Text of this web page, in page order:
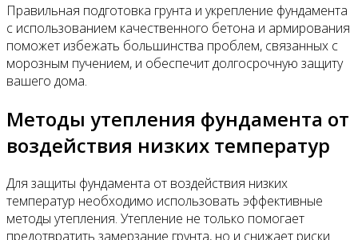
Правильная подготовка грунта и укрепление фундамента
с использованием качественного бетона и армирования
поможет избежать большинства проблем, связанных с
морозным пучением, и обеспечит долгосрочную защиту
вашего дома.
Методы утепления фундамента от
воздействия низких температур
Для защиты фундамента от воздействия низких
температур необходимо использовать эффективные
методы утепления. Утепление не только помогает
предотвратить замерзание грунта, но и снижает риски